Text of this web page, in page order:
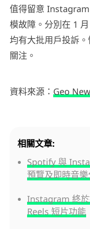
值得留意
模故障。分別在 1
均有大批用戶投訴
關注。
資料來源： Geo
相關文章:
Spotify 與
預覽及即時音
Instagram 終
Reels 短片功能